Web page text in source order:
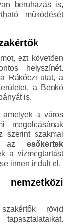
beruházás is,
működését
ezt követően
helyszínét.
Rákóczi utat, a
a Benkó
is.
amelyek a város
megoldásának
szerint szakmai
az esőkertek
a vízmegtartást
innen indult el.
rövid